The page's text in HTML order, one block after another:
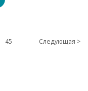
45 Следующая >